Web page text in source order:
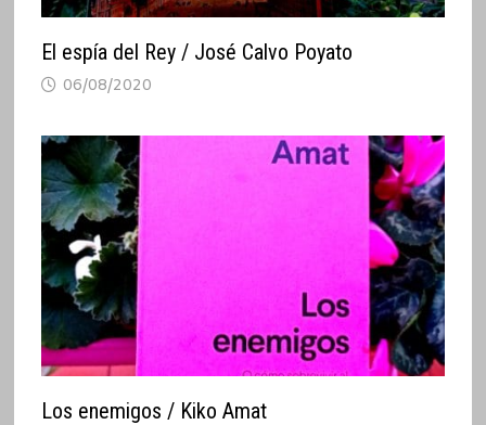
El espía del Rey / José Calvo Poyato
06/08/2020
Los enemigos / Kiko Amat